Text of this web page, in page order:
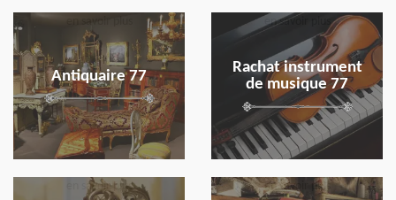
Antiquaire 77
en savoir plus
Rachat instrument
de musique 77
en savoir plus
en savoir plus en savoir plus